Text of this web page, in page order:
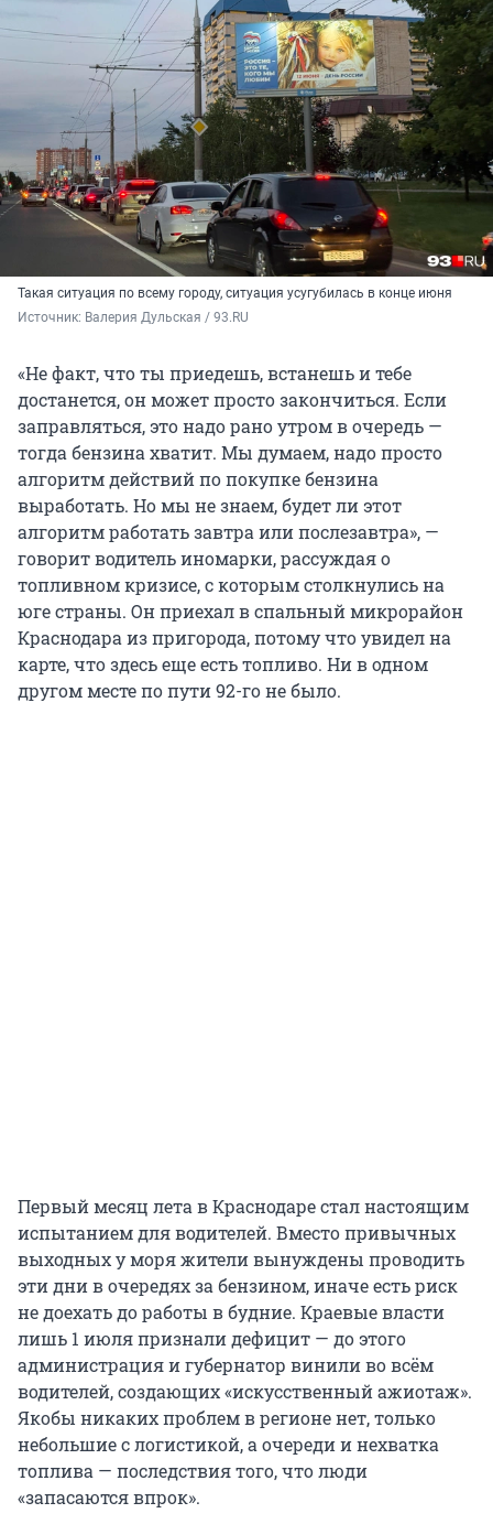
Такая ситуация по всему городу, ситуация усугубилась в конце июня
Источник: Валерия Дульская / 93.RU
«Не факт, что ты приедешь, встанешь и тебе
достанется, он может просто закончиться. Если
заправляться, это надо рано утром в очередь —
тогда бензина хватит. Мы думаем, надо просто
алгоритм действий по покупке бензина
выработать. Но мы не знаем, будет ли этот
алгоритм работать завтра или послезавтра», —
говорит водитель иномарки, рассуждая о
топливном кризисе, с которым столкнулись на
юге страны. Он приехал в спальный микрорайон
Краснодара из пригорода, потому что увидел на
карте, что здесь еще есть топливо. Ни в одном
другом месте по пути 92-го не было.
Первый месяц лета в Краснодаре стал настоящим
испытанием для водителей. Вместо привычных
выходных у моря жители вынуждены проводить
эти дни в очередях за бензином, иначе есть риск
не доехать до работы в будние. Краевые власти
лишь 1 июляпризнали дефицит — до этого
администрация и губернатор винили во всём
водителей, создающих «искусственный ажиотаж».
Якобы никаких проблем в регионе нет, только
небольшие с логистикой, а очереди и нехватка
топлива — последствия того, что люди
«запасаются впрок».